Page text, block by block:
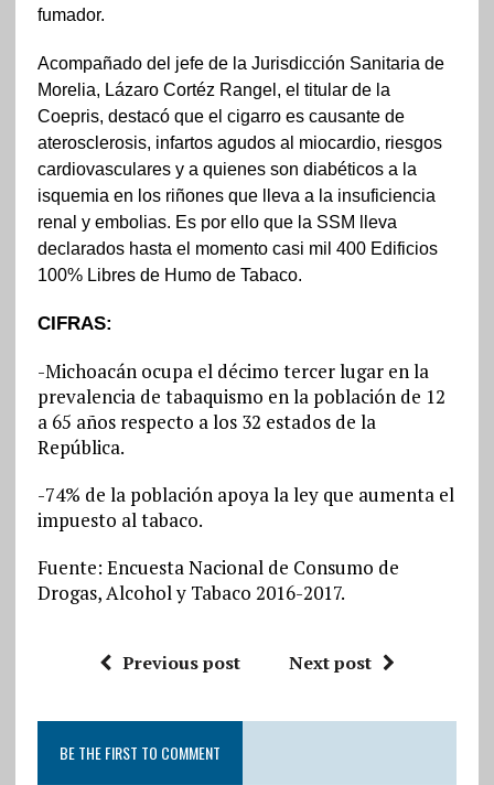
fumador.
Acompañado del jefe de la Jurisdicción Sanitaria de
Morelia, Lázaro Cortéz Rangel, el titular de la
Coepris, destacó que el cigarro es causante de
aterosclerosis, infartos agudos al miocardio, riesgos
cardiovasculares y a quienes son diabéticos a la
isquemia en los riñones que lleva a la insuficiencia
renal y embolias. Es por ello que la SSM lleva
declarados hasta el momento casi mil 400 Edificios
100% Libres de Humo de Tabaco.
CIFRAS:
-Michoacán ocupa el décimo tercer lugar en la
prevalencia de tabaquismo en la población de 12
a 65 años respecto a los 32 estados de la
República.
-74% de la población apoya la ley que aumenta el
impuesto al tabaco.
Fuente: Encuesta Nacional de Consumo de
Drogas, Alcohol y Tabaco 2016-2017.
Previous post Next post
BE THE FIRST TO COMMENT